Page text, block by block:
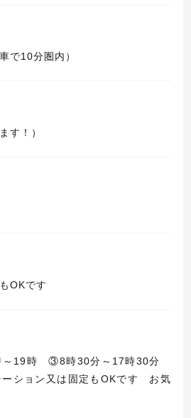
で10分圏内）
す！）
OKです
19時 ③8時30分～17時30分
ション又は固定もOKです お気